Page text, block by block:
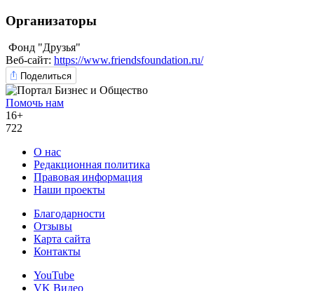
Организаторы
Фонд "Друзья"
Веб-сайт: https://www.friendsfoundation.ru/
Поделиться
Помочь нам
16+
722
О нас
Редакционная политика
Правовая информация
Наши проекты
Благодарности
Отзывы
Карта сайта
Контакты
YouTube
VK Видео